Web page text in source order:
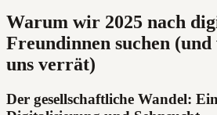
Warum wir 2025 nach
Freundinnen suchen (und
uns verrät)
Der gesellschaftliche Wandel: